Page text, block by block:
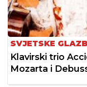
SVJETSKE
Klavirski trio
Mozarta i